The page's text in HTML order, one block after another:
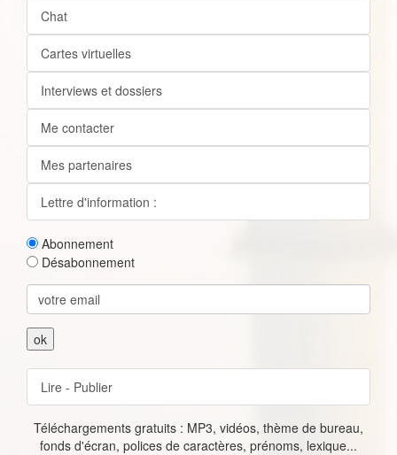
Chat
Cartes virtuelles
Interviews et dossiers
Me contacter
Mes partenaires
Lettre d'information :
Abonnement
Désabonnement
Lire - Publier
Téléchargements gratuits : MP3, vidéos, thème de bureau,
fonds d'écran, polices de caractères, prénoms, lexique...